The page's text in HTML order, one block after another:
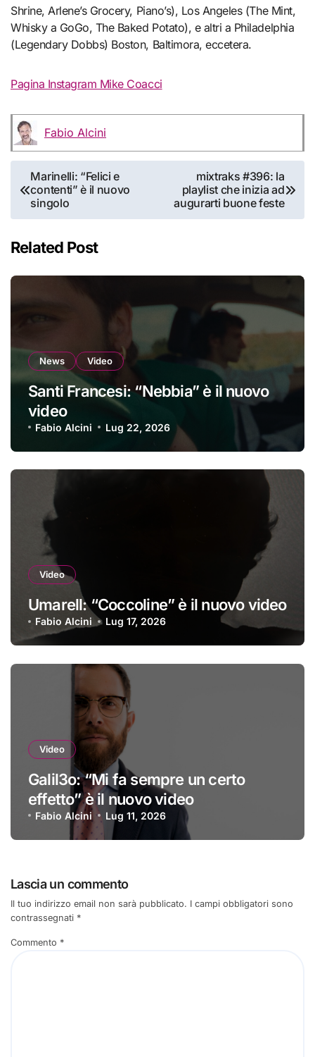
Shrine, Arlene’s Grocery, Piano’s), Los Angeles (The Mint,
Whisky a GoGo, The Baked Potato), e altri a Philadelphia
(Legendary Dobbs) Boston, Baltimora, eccetera.
Pagina Instagram Mike Coacci
Fabio Alcini
Navigazione
articoli
Marinelli: “Felici e
contenti” è il nuovo
singolo
mixtraks #396: la
playlist che inizia ad
augurarti buone feste
Related Post
News Video
Santi Francesi: “Nebbia” è il nuovo
video
Fabio Alcini Lug 22, 2026
Video
Umarell: “Coccoline” è il nuovo video
Fabio Alcini Lug 17, 2026
Video
Galil3o: “Mi fa sempre un certo
effetto” è il nuovo video
Fabio Alcini Lug 11, 2026
Lascia un commento
Il tuo indirizzo email non sarà pubblicato. I campi obbligatori sono
contrassegnati *
Commento *